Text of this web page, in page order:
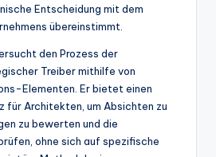
Entscheidung mit dem
übereinstimmt.
den Prozess der
Treiber mithilfe von
Elementen. Er bietet einen
für Architekten, um Absichten zu
zu bewerten und die
ohne sich auf spezifische